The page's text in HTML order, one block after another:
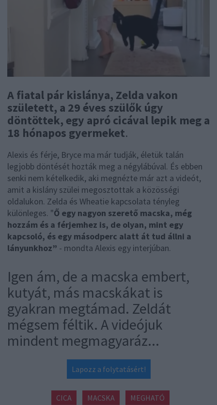
A fiatal pár kislánya, Zelda vakon
született, a 29 éves szülők úgy
döntöttek, egy apró cicával lepik meg a
18 hónapos gyermeket.
Alexis és férje, Bryce ma már tudják, életük talán
legjobb döntését hozták meg a négylábúval. És ebben
senki nem kételkedik, aki megnézte már azt a videót,
amit a kislány szülei megosztottak a közösségi
oldalukon. Zelda és Wheatie kapcsolata tényleg
különleges. "Ő egy nagyon szerető macska, még
hozzám és a férjemhez is, de olyan, mint egy
kapcsoló, és egy másodperc alatt át tud állni a
lányunkhoz” - mondta Alexis egy interjúban.
Igen ám, de a macska embert,
kutyát, más macskákat is
gyakran megtámad. Zeldát
mégsem féltik. A videójuk
mindent megmagyaráz...
Lapozz a folytatásért!
CICA MACSKA MEGHATÓ